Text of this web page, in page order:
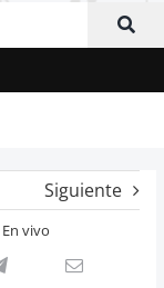
Siguiente
En vivo